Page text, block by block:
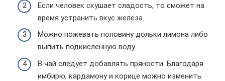
Если человек скушает сладость, то сможет на
время устранить вкус железа.
Можно пожевать половину дольки лимона либо
выпить подкисленную воду.
В чай следует добавлять пряности. Благодаря
имбирю, кардамону и корице можно изменить